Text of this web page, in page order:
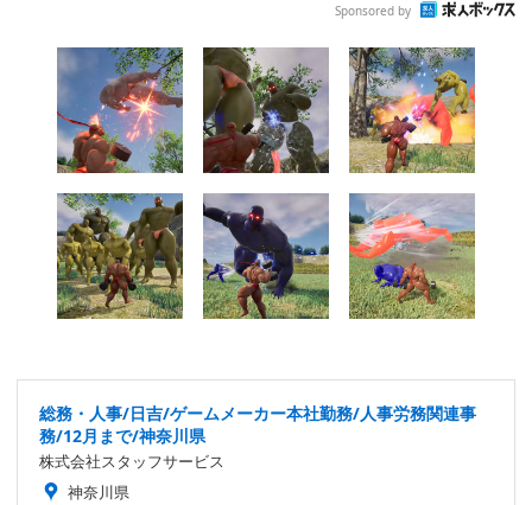
Sponsored by
総務・人事/日吉/ゲームメーカー本社勤務/人事労務関連事
務/12月まで/神奈川県
株式会社スタッフサービス
神奈川県